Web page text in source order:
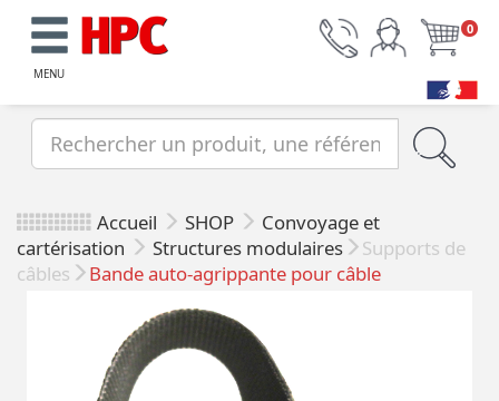
MENU
0
Accueil SHOP
Convoyage et
cartérisation
Structures modulaires
Supports de
câbles
Bande auto-agrippante pour câble